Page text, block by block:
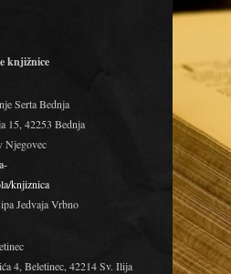
knjižnice
Serta Bednja
15, 42253 Bednja
Njegovec
knjiznica
Jedvaja Vrbno
4, Beletinec, 42214 Sv. Ilija